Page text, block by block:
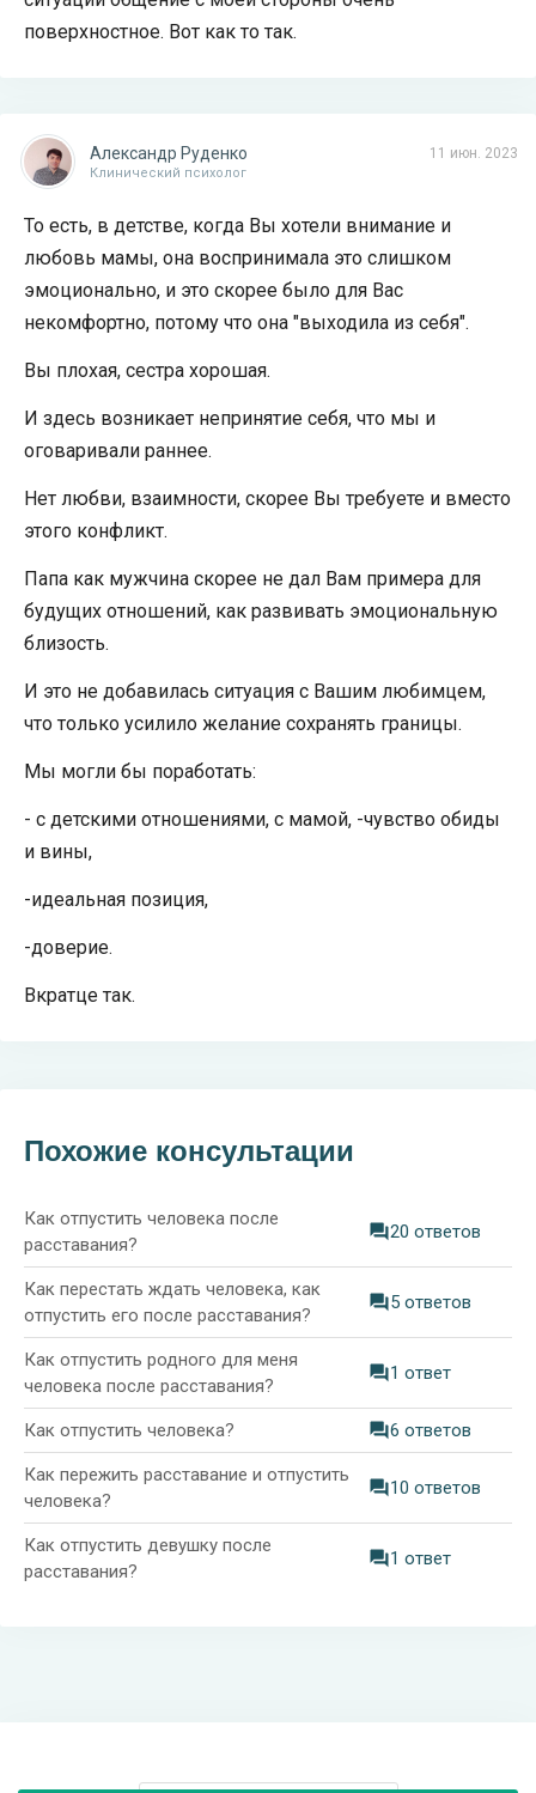
поверхностное. Вот как то так.
11 июн. 2023
Александр Руденко
Клинический психолог
То есть, в детстве, когда Вы хотели внимание и
любовь мамы, она воспринимала это слишком
эмоционально, и это скорее было для Вас
некомфортно, потому что она "выходила из себя".
Вы плохая, сестра хорошая.
И здесь возникает непринятие себя, что мы и
оговаривали раннее.
Нет любви, взаимности, скорее Вы требуете и вместо
этого конфликт.
Папа как мужчина скорее не дал Вам примера для
будущих отношений, как развивать эмоциональную
близость.
И это не добавилась ситуация с Вашим любимцем,
что только усилило желание сохранять границы.
Мы могли бы поработать:
- с детскими отношениями, с мамой, -чувство обиды
и вины,
-идеальная позиция,
-доверие.
Вкратце так.
Похожие консультации
Как отпустить человека после
расставания?
20 ответов
Как перестать ждать человека, как
отпустить его после расставания?
5 ответов
Как отпустить родного для меня
человека после расставания?
1 ответ
Как отпустить человека? 6 ответов
Как пережить расставание и отпустить
человека?
10 ответов
Как отпустить девушку после
расставания?
1 ответ